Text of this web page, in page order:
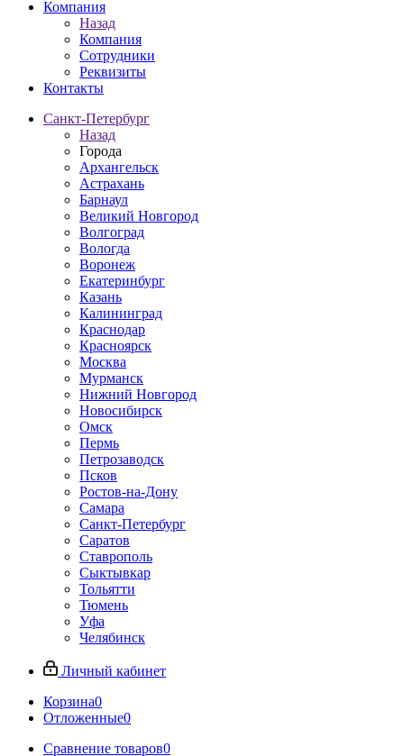
Компания
Назад
Компания
Сотрудники
Реквизиты
Контакты
Санкт-Петербург
Назад
Города
Архангельск
Астрахань
Барнаул
Великий Новгород
Волгоград
Вологда
Воронеж
Екатеринбург
Казань
Калининград
Краснодар
Красноярск
Москва
Мурманск
Нижний Новгород
Новосибирск
Омск
Пермь
Петрозаводск
Псков
Ростов-на-Дону
Самара
Санкт-Петербург
Саратов
Ставрополь
Сыктывкар
Тольятти
Тюмень
Уфа
Челябинск
Личный кабинет
Корзина0
Отложенные0
Сравнение товаров0